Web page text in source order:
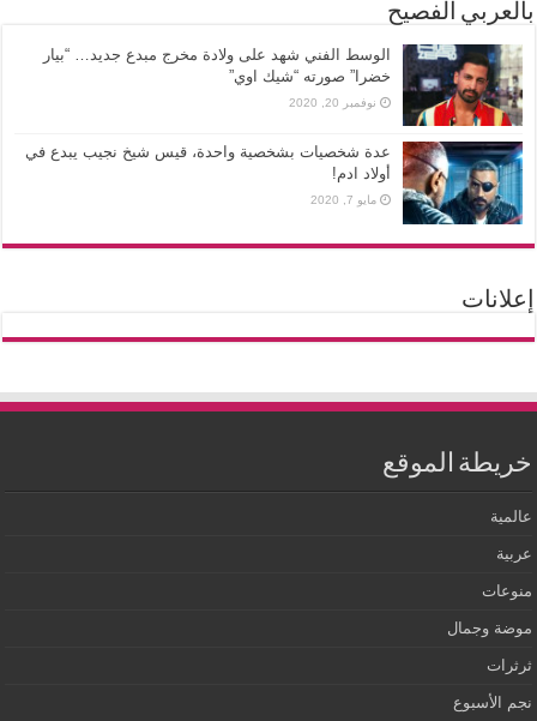
بالعربي الفصيح
الوسط الفني شهد على ولادة مخرج مبدع جديد… “بيار
خضرا” صورته “شيك اوي”
نوفمبر 20, 2020
عدة شخصيات بشخصية واحدة، قيس شيخ نجيب يبدع في
أولاد ادم!
مايو 7, 2020
إعلانات
خريطة الموقع
عالمية
عربية
منوعات
موضة وجمال
ثرثرات
نجم الأسبوع